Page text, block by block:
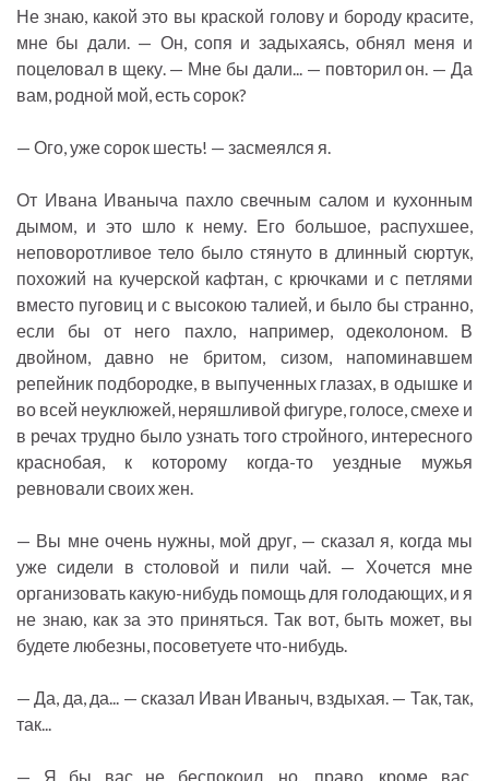
Не знаю, какой это вы краской голову и бороду красите,
мне бы дали. — Он, сопя и задыхаясь, обнял меня и
поцеловал в щеку. — Мне бы дали... — повторил он. — Да
вам, родной мой, есть сорок?
— Ого, уже сорок шесть! — засмеялся я.
От Ивана Иваныча пахло свечным салом и кухонным
дымом, и это шло к нему. Его большое, распухшее,
неповоротливое тело было стянуто в длинный сюртук,
похожий на кучерской кафтан, с крючками и с петлями
вместо пуговиц и с высокою талией, и было бы странно,
если бы от него пахло, например, одеколоном. В
двойном, давно не бритом, сизом, напоминавшем
репейник подбородке, в выпученных глазах, в одышке и
во всей неуклюжей, неряшливой фигуре, голосе, смехе и
в речах трудно было узнать того стройного, интересного
краснобая, к которому когда-то уездные мужья
ревновали своих жен.
— Вы мне очень нужны, мой друг, — сказал я, когда мы
уже сидели в столовой и пили чай. — Хочется мне
организовать какую-нибудь помощь для голодающих, и я
не знаю, как за это приняться. Так вот, быть может, вы
будете любезны, посоветуете что-нибудь.
— Да, да, да... — сказал Иван Иваныч, вздыхая. — Так, так,
так...
— Я бы вас не беспокоил, но, право, кроме вас,